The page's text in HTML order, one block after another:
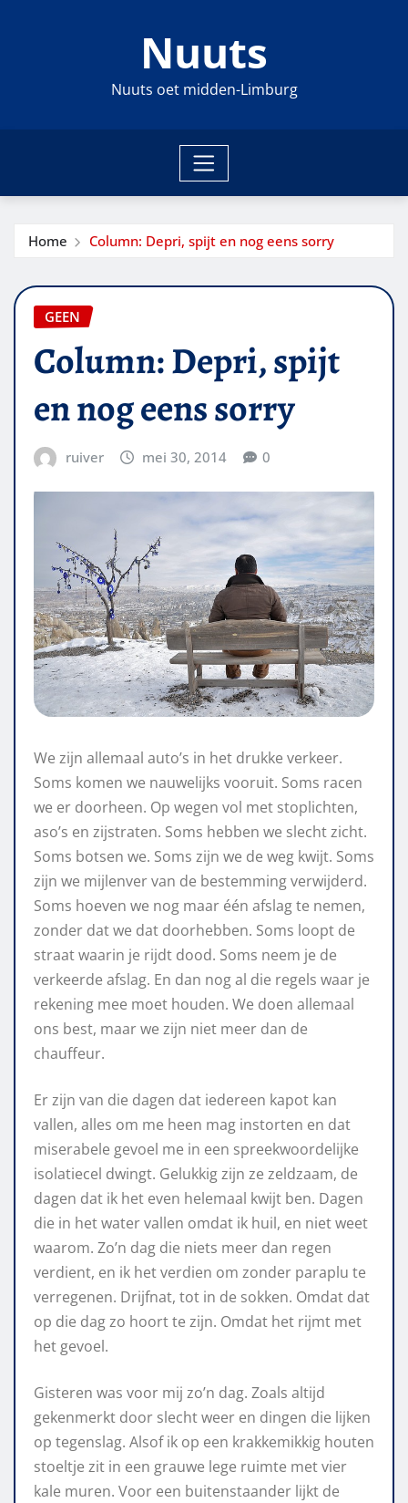
Nuuts
Nuuts oet midden-Limburg
Home Column: Depri, spijt en nog eens sorry
GEEN
Column: Depri, spijt
en nog eens sorry
ruiver mei 30, 2014 0
We zijn allemaal auto’s in het drukke verkeer.
Soms komen we nauwelijks vooruit. Soms racen
we er doorheen. Op wegen vol met stoplichten,
aso’s en zijstraten. Soms hebben we slecht zicht.
Soms botsen we. Soms zijn we de weg kwijt. Soms
zijn we mijlenver van de bestemming verwijderd.
Soms hoeven we nog maar één afslag te nemen,
zonder dat we dat doorhebben. Soms loopt de
straat waarin je rijdt dood. Soms neem je de
verkeerde afslag. En dan nog al die regels waar je
rekening mee moet houden. We doen allemaal
ons best, maar we zijn niet meer dan de
chauffeur.
Er zijn van die dagen dat iedereen kapot kan
vallen, alles om me heen mag instorten en dat
miserabele gevoel me in een spreekwoordelijke
isolatiecel dwingt. Gelukkig zijn ze zeldzaam, de
dagen dat ik het even helemaal kwijt ben. Dagen
die in het water vallen omdat ik huil, en niet weet
waarom. Zo’n dag die niets meer dan regen
verdient, en ik het verdien om zonder paraplu te
verregenen. Drijfnat, tot in de sokken. Omdat dat
op die dag zo hoort te zijn. Omdat het rijmt met
het gevoel.
Gisteren was voor mij zo’n dag. Zoals altijd
gekenmerkt door slecht weer en dingen die lijken
op tegenslag. Alsof ik op een krakkemikkig houten
stoeltje zit in een grauwe lege ruimte met vier
kale muren. Voor een buitenstaander lijkt de